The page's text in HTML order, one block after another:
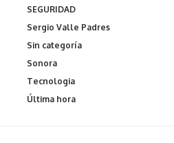
SEGURIDAD
Sergio Valle Padres
Sin categoría
Sonora
Tecnologia
Última hora